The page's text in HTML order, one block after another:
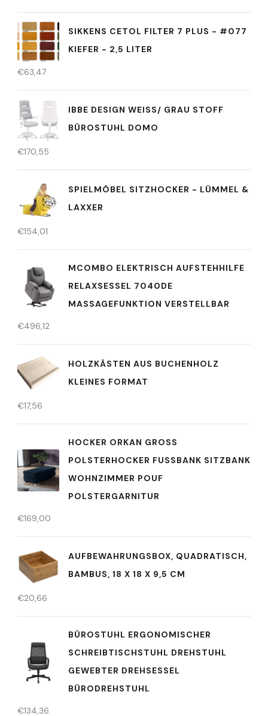
SIKKENS CETOL FILTER 7 PLUS - #077
KIEFER - 2,5 LITER
€63,47
IBBE DESIGN WEISS/ GRAU STOFF B
ÜROSTUHL DOMO
€170,55
SPIELMÖBEL SITZHOCKER - LÜMMEL &
LAXXER
€154,01
MCOMBO ELEKTRISCH AUFSTEHHILFE
RELAXSESSEL 7040DE
MASSAGEFUNKTION VERSTELLBAR
€496,12
HOLZKÄSTEN AUS BUCHENHOLZ
KLEINES FORMAT
€17,56
HOCKER ORKAN GROSS P
OLSTERHOCKER FUSSBANK SITZBANK WO
HNZIMMER POUF PO
LSTERGARNITUR
€169,00
AUFBEWAHRUNGSBOX, QUADRATISCH,
BAMBUS, 18 X 18 X 9,5 CM
€20,66
BÜROSTUHL ERGONOMISCHER
SCHREIBTISCHSTUHL DREHSTUHL
GEWEBTER DREHSESSEL
BÜRODREHSTUHL
€134,36